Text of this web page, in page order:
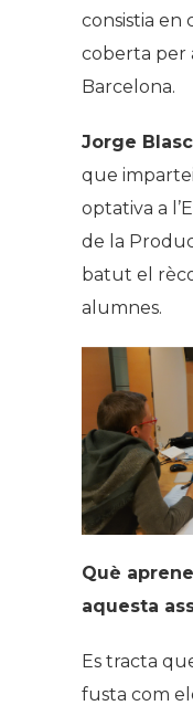
consistia en
coberta per
Barcelona.
Jorge
que
optativa a
de la
batut el
alumnes.
Què
aquesta
Es tracta
fusta com